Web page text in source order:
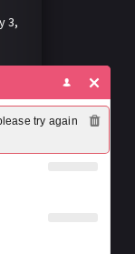
3,
try again